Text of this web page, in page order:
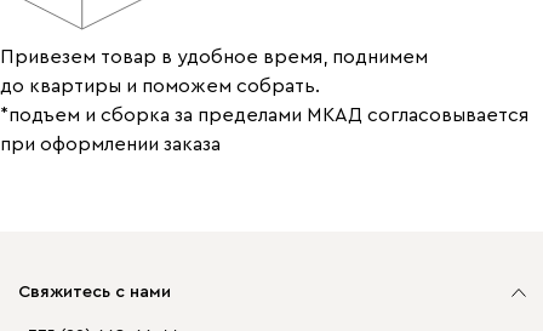
Привезем товар в удобное время, поднимем
до квартиры и поможем собрать.
*подъем и сборка за пределами МКАД согласовывается
при оформлении заказа
Свяжитесь с нами